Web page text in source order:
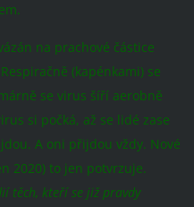
na prachové částice
Respiračně (kapénkami) se
se virus šíří aerobně
si počká, až se lidé zase
A oni přijdou vždy. Nové
2020) to jen potvrzuje.
těch, kteří se již pravdy